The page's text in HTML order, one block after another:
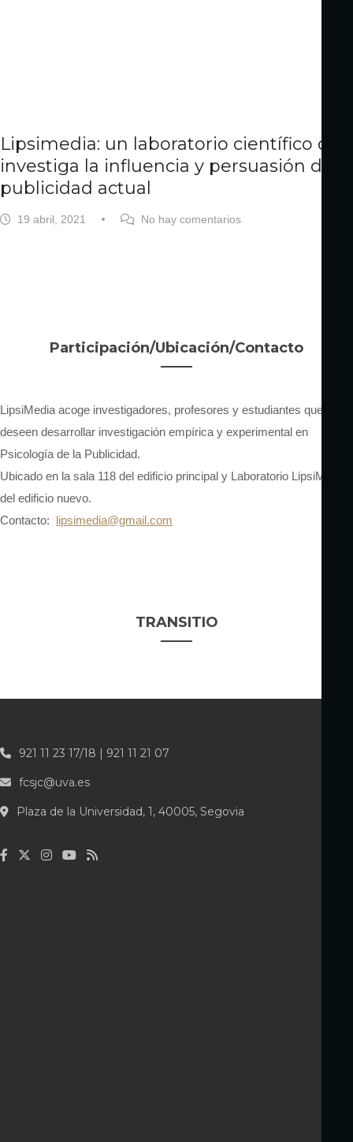
Lipsimedia: un laboratorio científico que
investiga la influencia y persuasión de la
publicidad actual
19 abril, 2021 No hay comentarios
Participación/Ubicación/Contacto
LipsiMedia acoge investigadores, profesores y estudiantes que
deseen desarrollar investigación empírica y experimental en
Psicología de la Publicidad.
Ubicado en la sala 118 del edificio principal y Laboratorio LipsiMedia
del edificio nuevo.
Contacto: lipsimedia@gmail.com
TRANSITIO
921 11 23 17/18 | 921 11 21 07
fcsjc@uva.es
Plaza de la Universidad, 1, 40005, Segovia